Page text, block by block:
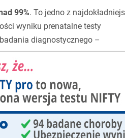
99%. To jedno z
wyniku prenatalne testy
diagnostycznego –